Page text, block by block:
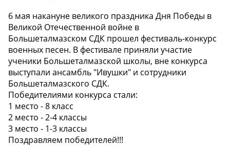
6 мая накануне великого праздника Дня Победы в
Великой Отечественной войне в
Большеталмазском СДК прошел фестиваль-конкурс
военных песен. В фестивале приняли участие
ученики Большеталмазской школы, вне конкурса
выступали ансамбль "Ивушки" и сотрудники
Большеталмазского СДК.
Победителиями конкурса стали:
1 место - 8 класс
2 место - 2-4 классы
3 место - 1-3 классы
Поздравляем победителей!!!